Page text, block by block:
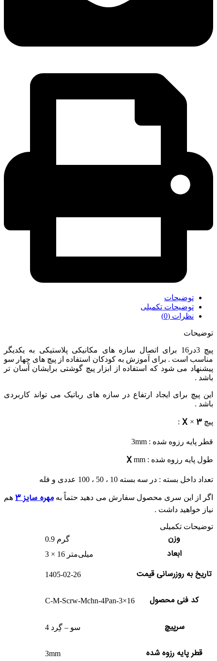
توضیحات
توضیحات تکمیلی
نظرات (0)
توضیحات
پیچ 3در16 برای اتصال سازه های مکانیکی پلاستیکی به یکدیگر
مناسب است . برای آموزش به کودکان استفاده از پیچ های چهار سو
پیشنهاد می شود که استفاده از ابزار پیچ گوشتی برایشان آسان تر
باشد .
این پیچ برای ایجاد ارتفاع در سازه های رباتیک می تواند کاربردی
باشد .
پیچ X × 3
:
قطر پایه رزوه شده : 3mm
طول پایه رزوه شده : X mm
تعداد داخل بسته : در سه بسته 10 ، 50 ، 100 عددی و فله
اگر از این سری محصول سفارش می دهید حتماً بهمهره سایز 3
هم
نیاز خواهید داشت .
توضیحات تکمیلی
وزن 0.9 گرم
ابعاد 3 × 16 میلی‌متر
تاریخ به روزرسانی قیمت 1405-02-26
کد فنی محصول C-M-Scrw-Mchn-4Pan-3×16
سرپیچ 4 سو – گِرد
قطر پایه رزوه شده 3mm